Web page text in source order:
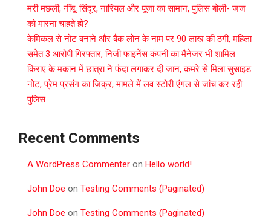
मरी मछली, नींबू, सिंदूर, नारियल और पूजा का सामान, पुलिस बोली- जज
को मारना चाहते हो?
केमिकल से नोट बनाने और बैंक लोन के नाम पर 90 लाख की ठगी, महिला
समेत 3 आरोपी गिरफ्तार, निजी फाइनेंस कंपनी का मैनेजर भी शामिल
किराए के मकान में छात्रा ने फंदा लगाकर दी जान, कमरे से मिला सुसाइड
नोट, प्रेम प्रसंग का जिक्र, मामले में लव स्टोरी एंगल से जांच कर रही
पुलिस
Recent Comments
A WordPress Commenter on Hello world!
John Doe on Testing Comments (Paginated)
John Doe on Testing Comments (Paginated)